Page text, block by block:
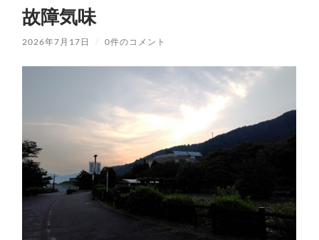
故障気味
2026年7月17日 / 0件のコメント